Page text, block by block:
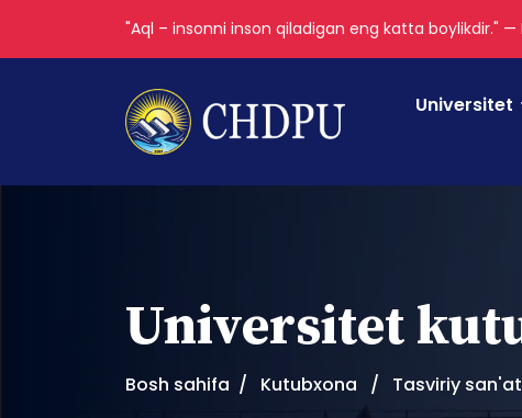
"Aql – insonni inson qiladigan eng katta boylikdir." —
Universitet
Universitet
Bosh sahifa Kutubxona Tasviriy